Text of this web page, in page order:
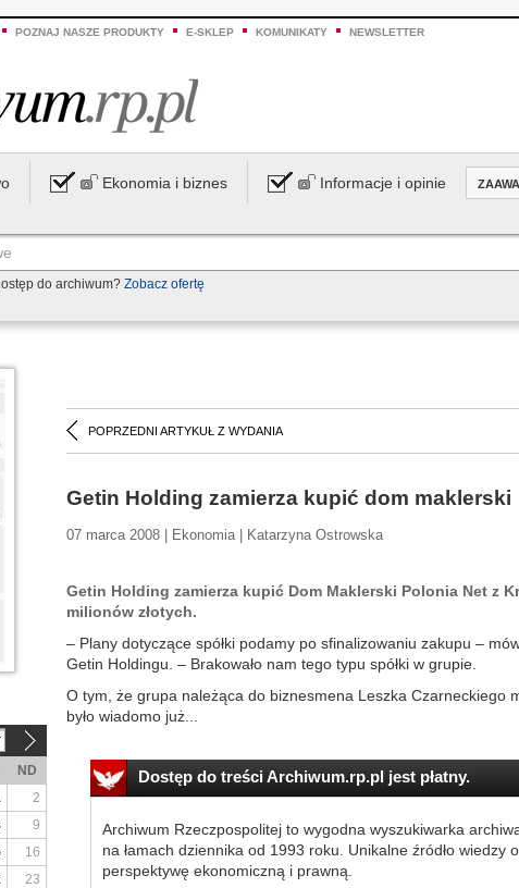
POZNAJ NASZE PRODUKTY E-SKLEP KOMUNIKATY NEWSLETTER
Ekonomia i biznes Informacje i opinie
do archiwum? Zobacz ofertę
POPRZEDNI ARTYKUŁ Z WYDANIA
Getin Holding zamierza kupić dom maklerski
07 marca 2008 | Ekonomia | Katarzyna Ostrowska
Getin Holding zamierza kupić Dom Maklerski Polonia Net z
milionów złotych.
– Plany dotyczące spółki podamy po sfinalizowaniu zakupu –
Getin Holdingu. – Brakowało nam tego typu spółki w grupie.
O tym, że grupa należąca do biznesmena Leszka Czarneckiego
było wiadomo już...
Dostęp do treści Archiwum.rp.pl jest płatny.
Archiwum Rzeczpospolitej to wygodna wyszukiwarka
na łamach dziennika od 1993 roku. Unikalne źródło wiedzy
perspektywę ekonomiczną i prawną.
ND
2
9
16
23